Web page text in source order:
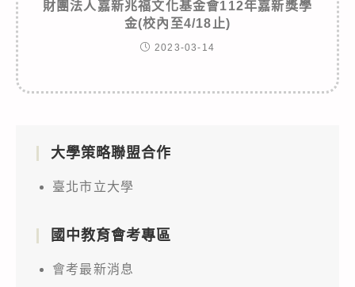
財團法人嘉新兆福文化基金會112年嘉新獎學
金(校內至4/18止)
2023-03-14
大學策略聯盟合作
臺北市立大學
國中教育會考專區
會考最新消息